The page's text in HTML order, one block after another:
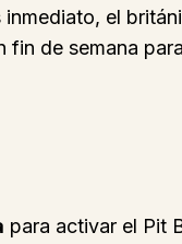
inmediato, el
fin de semana
para activar el Pit